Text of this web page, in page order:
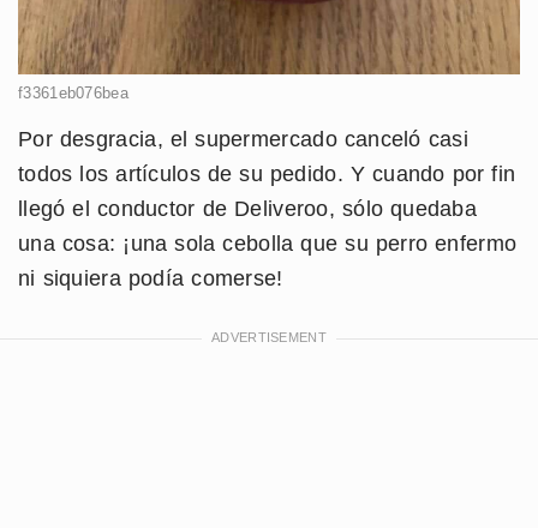
f3361eb076bea
Por desgracia, el supermercado canceló casi
todos los artículos de su pedido. Y cuando por fin
llegó el conductor de Deliveroo, sólo quedaba
una cosa: ¡una sola cebolla que su perro enfermo
ni siquiera podía comerse!